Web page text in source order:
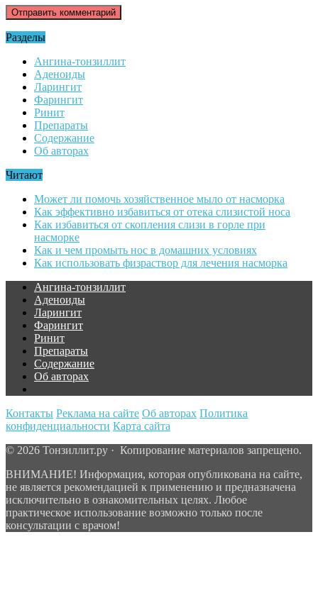
Разделы
Ангина-тонзиллит
Аденоиды
Ларингит
Фарингит
Ринит
Препараты
Содержание
Об авторах
Читают
Может ли помочь хозяйственное мыло от насморка
Как эффективно избавиться от отека слизистой носа
Как избавиться от скопления слизи в горле при
насморке
Как и чем промыть нос в домашних условиях
Как использовать физраствор для лечения насморка
Ангина-тонзиллит
Аденоиды
Ларингит
Фарингит
Ринит
Препараты
Содержание
Об авторах
Контакты Реклама на сайте Об авторах Политика
конфиденциальности Карта сайта
© 2026 Тонзиллит.ру · Копирование материалов запрещено.
ВНИМАНИЕ! Информация, которая опубликована на сайте,
не является рекомендацией к применению и предназначена
исключительно в ознакомительных целях. Любое
практическое использование возможно только после
консультации с врачом!